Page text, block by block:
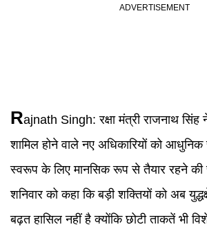
Rajnath Singh:रक्षा मंत्री राजनाथ
शामिल होने वाले नए अधिकारियों को
स्वरूप के लिए मानसिक रूप से तैयार रहने की
शनिवार को कहा कि बड़ी शक्तियों को अब
बढ़त हासिल नहीं है क्योंकि छोटी ताकतें भी